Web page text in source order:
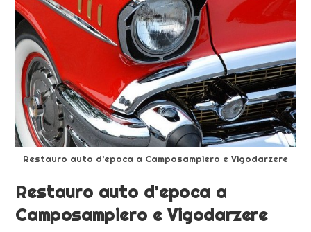
Restauro auto d’epoca a Camposampiero e Vigodarzere
Restauro auto d’epoca a
Camposampiero e Vigodarzere